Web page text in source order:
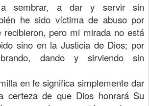
a sembrar, a dar y servir sin
he sido víctima de abuso por
pero mi mirada no está
sino en la Justicia de Dios; por
dando y sirviendo sin
en fe significa simplemente dar
certeza de que Dios honrará Su